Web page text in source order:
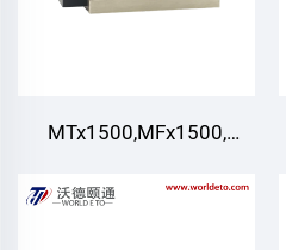
MTx1500,MFx1500,
Penyejukan Udara